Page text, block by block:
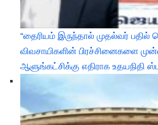
“தைரியம் இருந்தால் முதல்வர் பதில்
விவசாயிகளின் பிரச்சினைகளை
ஆளுங்கட்சிக்கு எதிராக உதயநிதி